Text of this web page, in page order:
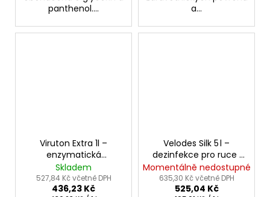
panthenol....
a...
Viruton Extra 1l –
enzymatická
dezinfekce pro
nástroje
Skladem
527,84 Kč včetně DPH
436,23 Kč
Velodes Silk 5 l –
dezinfekce pro ruce i
povrchy bez
parfemace
Momentálně nedostupné
635,30 Kč včetně DPH
525,04 Kč